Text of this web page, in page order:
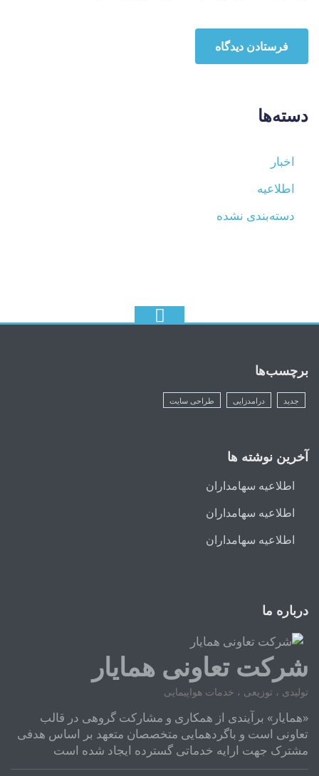
دسته‌ها
اخبار
اطلاعیه
دسته‌بندی نشده
برچسب‌ها
جدید درامدزایی طراحی سایت
آخرین نوشته ها
اطلاعیه سهامداران
اطلاعیه سهامداران
اطلاعیه سهامداران
درباره ما
شرکت تعاونی همایار
تولیدی ، توزیعی ، خدمات هواپیمایی
«همایار» برآیندی از همکاری و مشارکت گروهی در قالب
تعاونی است و باگردهمایی متخصصان متعهد بر اساس هدفی
مشترک جهت ارایه خدماتی گسترده ایجاد شده است